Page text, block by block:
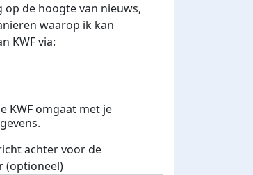
op de hoogte van nieuws,
waarop ik kan
KWF via:
KWF omgaat met je
achter voor de
(optioneel)